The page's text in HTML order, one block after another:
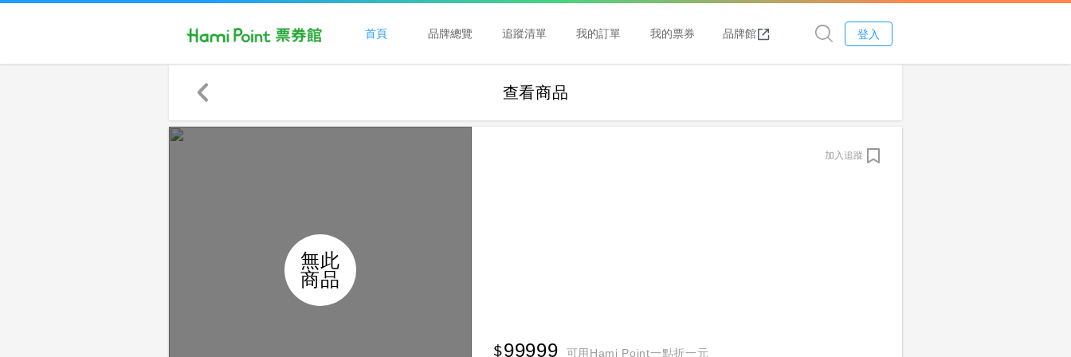
首頁 品牌總覽 追蹤清單 我的訂單 我的票券 品牌館 登入
查看商品
無此
商品
加入追蹤
99999 可用Hami Point一點折一元